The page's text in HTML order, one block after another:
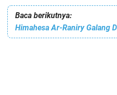
Baca berikutnya: